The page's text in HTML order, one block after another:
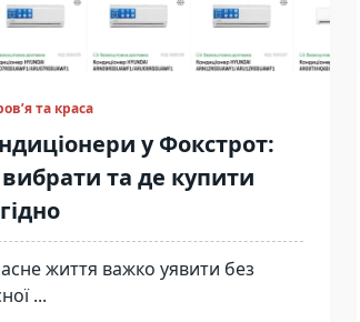
та краса
у Фокстрот:
та де купити
життя важко уявити без
...